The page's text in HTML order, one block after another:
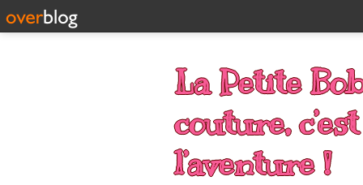
La Petite
couture, c’est
l’aventure !